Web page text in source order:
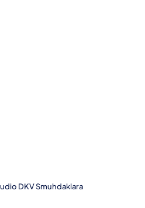
DKV Smuhdaklara